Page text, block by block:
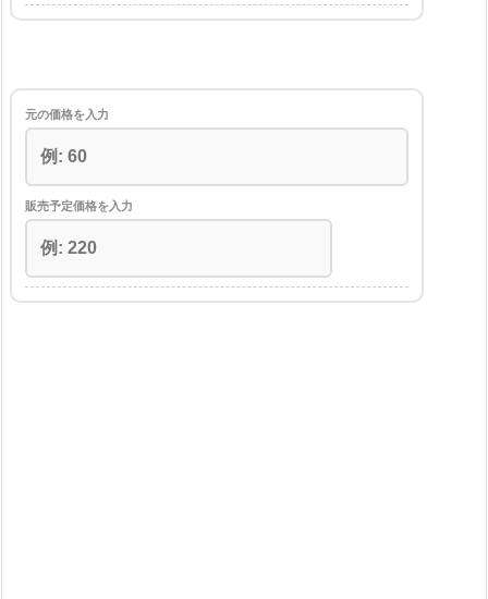
元の価格を入力
販売予定価格を入力